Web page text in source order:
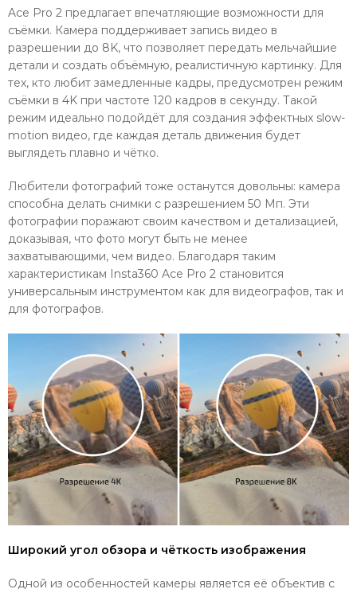
Ace Pro 2 предлагает впечатляющие возможности для
съёмки. Камера поддерживает запись видео в
разрешении до 8K, что позволяет передать мельчайшие
детали и создать объёмную, реалистичную картинку. Для
тех, кто любит замедленные кадры, предусмотрен режим
съёмки в 4K при частоте 120 кадров в секунду. Такой
режим идеально подойдёт для создания эффектных slow-
motion видео, где каждая деталь движения будет
выглядеть плавно и чётко.
Любители фотографий тоже останутся довольны: камера
способна делать снимки с разрешением 50 Мп. Эти
фотографии поражают своим качеством и детализацией,
доказывая, что фото могут быть не менее
захватывающими, чем видео. Благодаря таким
характеристикам Insta360 Ace Pro 2 становится
универсальным инструментом как для видеографов, так и
для фотографов.
Широкий угол обзора и чёткость изображения
Одной из особенностей камеры является её объектив с